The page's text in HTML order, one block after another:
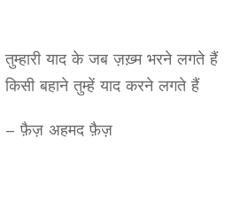
तुम्हारी याद के जब ज़ख़्म भरने लगते हैं
किसी बहाने तुम्हें याद करने लगते हैं
– फ़ैज़ अहमद फ़ैज़